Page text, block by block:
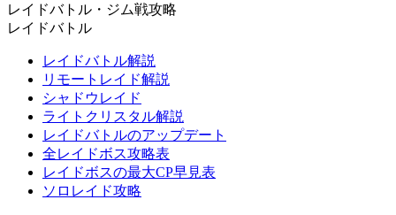
レイドバトル・ジム戦攻略
レイドバトル
レイドバトル解説
リモートレイド解説
シャドウレイド
ライトクリスタル解説
レイドバトルのアップデート
全レイドボス攻略表
レイドボスの最大CP早見表
ソロレイド攻略